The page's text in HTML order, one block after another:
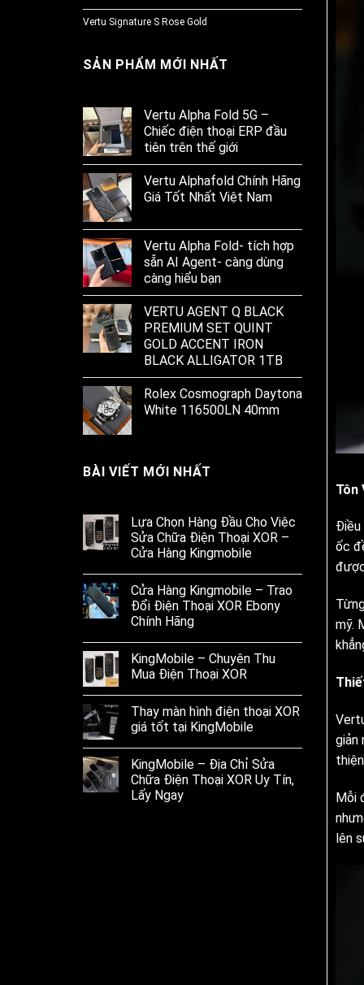
Vertu Signature S Rose Gold
SẢN PHẨM MỚI NHẤT
Vertu Alpha Fold 5G –
Chiếc điện thoại ERP đầu
tiên trên thế giới
Vertu Alphafold Chính Hãng
Giá Tốt Nhất Việt Nam
Vertu Alpha Fold- tích hợp
sẵn AI Agent- càng dùng
càng hiểu bạn
VERTU AGENT Q BLACK
PREMIUM SET QUINT
GOLD ACCENT IRON
BLACK ALLIGATOR 1TB
Rolex Cosmograph Daytona
White 116500LN 40mm
BÀI VIẾT MỚI NHẤT
Lựa Chọn Hàng Đầu Cho Việc
Sửa Chữa Điện Thoại XOR –
Cửa Hàng Kingmobile
Cửa Hàng Kingmobile – Trao
Đổi Điện Thoại XOR Ebony
Chính Hãng
KingMobile – Chuyên Thu
Mua Điện Thoại XOR
Thay màn hình điện thoại XOR
giá tốt tại KingMobile
KingMobile – Địa Chỉ Sửa
Chữa Điện Thoại XOR Uy Tín,
Lấy Ngay
Tôn
Điều
ốc
mỹ.
giản
Mỗi
lên